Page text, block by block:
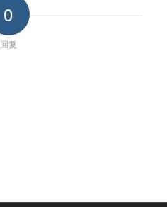
0
回复